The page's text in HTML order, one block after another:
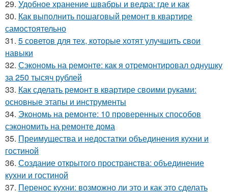
29. Удобное хранение швабры и ведра: где и как
30. Как выполнить пошаговый ремонт в квартире
самостоятельно
31. 5 советов для тех, которые хотят улучшить свои
навыки
32. Сэкономь на ремонте: как я отремонтировал однушку
за 250 тысяч рублей
33. Как сделать ремонт в квартире своими руками:
основные этапы и инструменты
34. Экономь на ремонте: 10 проверенных способов
сэкономить на ремонте дома
35. Преимущества и недостатки объединения кухни и
гостиной
36. Создание открытого пространства: объединение
кухни и гостиной
37. Перенос кухни: возможно ли это и как это сделать